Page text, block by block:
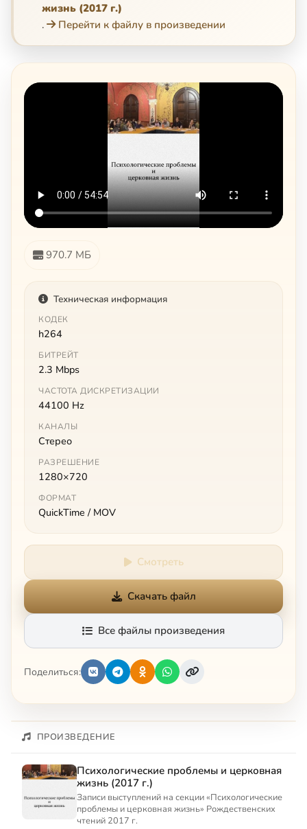
жизнь (2017 г.)
.
Перейти к файлу в произведении
970.7 МБ
Техническая информация
КОДЕК
h264
БИТРЕЙТ
2.3 Mbps
ЧАСТОТА ДИСКРЕТИЗАЦИИ
44100 Hz
КАНАЛЫ
Стерео
РАЗРЕШЕНИЕ
1280×720
ФОРМАТ
QuickTime / MOV
Смотреть
Скачать файл
Все файлы произведения
Поделиться:
ПРОИЗВЕДЕНИЕ
Психологические проблемы и церковная
жизнь (2017 г.)
Записи выступлений на секции «Психологические
проблемы и церковная жизнь» Рождественских
чтений 2017 г.